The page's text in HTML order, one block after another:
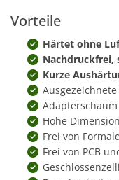
Vorteile
Härtet ohne
Nachdruckfrei,
Kurze
Hohe
Frei von
Frei von PCB